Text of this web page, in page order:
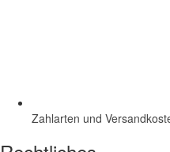
Zahlarten und